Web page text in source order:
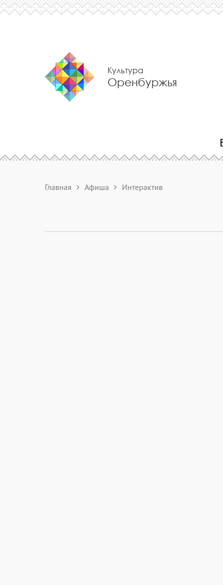
Культура
Оренбуржья
Главная Афиша Интерактив